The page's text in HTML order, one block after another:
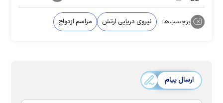
برچسب‌ها: نیروی دریایی ارتش مراسم ازدواج
ارسال پیام